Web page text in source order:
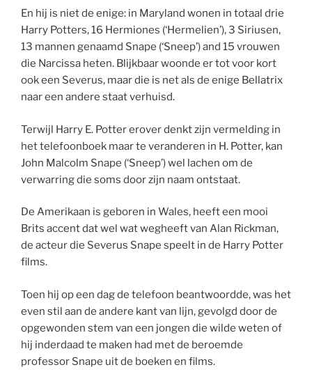
En hij is niet de enige: in Maryland wonen in totaal drie
Harry Potters, 16 Hermiones (‘Hermelien’), 3 Siriusen,
13 mannen genaamd Snape (‘Sneep’) and 15 vrouwen
die Narcissa heten. Blijkbaar woonde er tot voor kort
ook een Severus, maar die is net als de enige Bellatrix
naar een andere staat verhuisd.
Terwijl Harry E. Potter erover denkt zijn vermelding in
het telefoonboek maar te veranderen in H. Potter, kan
John Malcolm Snape (‘Sneep’) wel lachen om de
verwarring die soms door zijn naam ontstaat.
De Amerikaan is geboren in Wales, heeft een mooi
Brits accent dat wel wat wegheeft van Alan Rickman,
de acteur die Severus Snape speelt in de Harry Potter
films.
Toen hij op een dag de telefoon beantwoordde, was het
even stil aan de andere kant van lijn, gevolgd door de
opgewonden stem van een jongen die wilde weten of
hij inderdaad te maken had met de beroemde
professor Snape uit de boeken en films.